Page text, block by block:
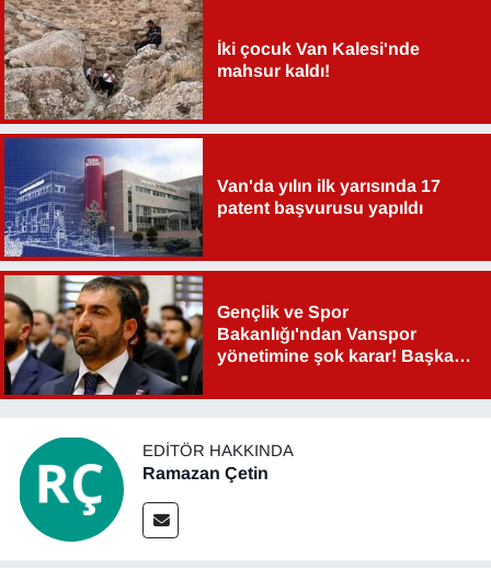
İki çocuk Van Kalesi'nde
mahsur kaldı!
Van'da yılın ilk yarısında 17
patent başvurusu yapıldı
Gençlik ve Spor
Bakanlığı'ndan Vanspor
yönetimine şok karar! Başkan
EDITÖR HAKKINDA
Ramazan Çetin